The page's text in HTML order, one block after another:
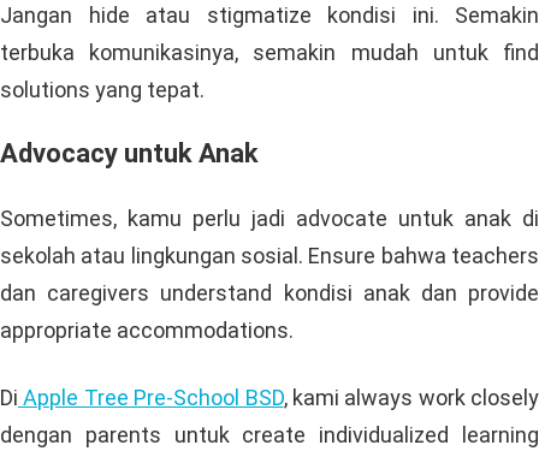
Jangan hide atau stigmatize kondisi ini. Semakin
terbuka komunikasinya, semakin mudah untuk find
solutions yang tepat.
Advocacy untuk Anak
Sometimes, kamu perlu jadi advocate untuk anak di
sekolah atau lingkungan sosial. Ensure bahwa teachers
dan caregivers understand kondisi anak dan provide
appropriate accommodations.
Di Apple Tree Pre-School BSD, kami always work closely
dengan parents untuk create individualized learning